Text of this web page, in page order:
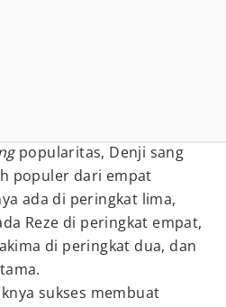
popularitas, Denji sang
populer dari empat
ada di peringkat lima,
Reze di peringkat empat,
di peringkat dua, dan
sukses membuat